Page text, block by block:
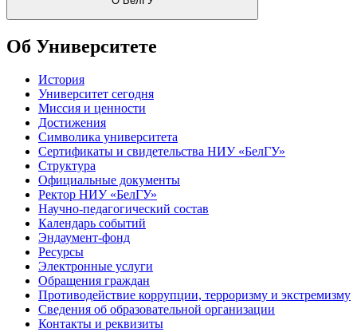
Об Университете
История
Университет сегодня
Миссия и ценности
Достижения
Символика университета
Сертификаты и свидетельства НИУ «БелГУ»
Структура
Официальные документы
Ректор НИУ «БелГУ»
Научно-педагогический состав
Календарь событий
Эндаумент-фонд
Ресурсы
Электронные услуги
Обращения граждан
Противодействие коррупции, терроризму и экстремизму
Сведения об образовательной организации
Контакты и реквизиты